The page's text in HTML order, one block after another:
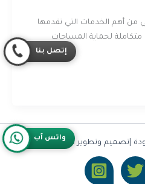
أهم الخدمات التي تقدمها
متكاملة لحماية المساحات
Olymoo
واتس آب
إتصل بنا